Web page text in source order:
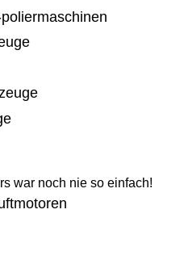
war noch nie so einfach!​